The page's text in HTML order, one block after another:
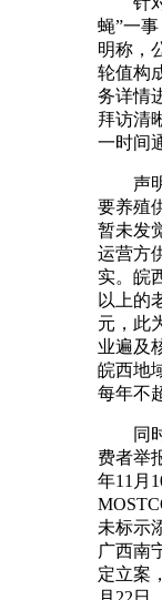
蝇”一
明称，
轮值构
务详情
拜访清
一时间
声明
要养殖
暂未发
运营方
实。皖
以上的
元，此
业遍及
皖西地
每年不
同时
费者举
年11月
未标示
广西南
定立案